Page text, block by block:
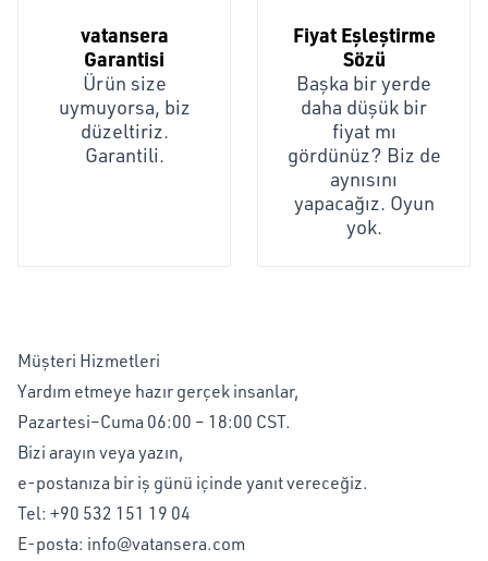
vatansera
Garantisi
Ürün size
uymuyorsa, biz
düzeltiriz.
Garantili.
Fiyat Eşleştirme
Sözü
Başka bir yerde
daha düşük bir
fiyat mı
gördünüz? Biz de
aynısını
yapacağız. Oyun
yok.
Müşteri Hizmetleri
Yardım etmeye hazır gerçek insanlar,
Pazartesi–Cuma 06:00 – 18:00 CST.
Bizi arayın veya yazın,
e-postanıza bir iş günü içinde yanıt vereceğiz.
Tel: +90 532 151 19 04
E-posta: info@vatansera.com